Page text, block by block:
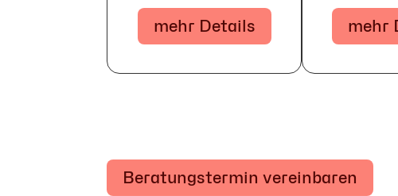
mehr Details mehr
Beratungstermin vereinbaren